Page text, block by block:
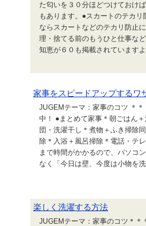
た匂いを３０分ほどつけておけ
もあります。●スカートのテカ
ならスカートなどのテカリ防止
理・捨てる前のもうひと仕事な
知恵が６０も掲載されています
家事をスピードアップするワ
JUGEMテーマ：家事のコツ ＊
中！ ●まとめて家事＊朝ごはん
団・洗濯干し＊煮物＋ふき掃除
除＊入浴＋風呂掃除＊電話・テ
まで時間がかかるので、パソコ
なく「今日は壁、今度は小物を
楽しく洗濯する方法
JUGEMテーマ：家事のコツ＊